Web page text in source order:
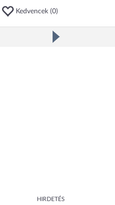
Kedvencek (0)
HIRDETÉS